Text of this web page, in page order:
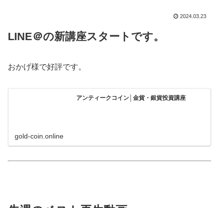
2024.03.23
LINE＠の新講座スタートです。
おかげ様で好評です。
アンティークコイン│金貨・銀貨投資講座
gold-coin.online